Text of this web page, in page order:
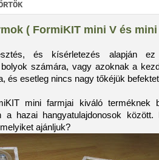
( FormiKIT mini V és mini
és kísérletezés alapján
bolyok számára, vagy azoknak a
és esetleg nincs nagy tőkéjük
mini farmjai kiváló terméknek
a hazai hangyatulajdonosok
ajánljuk?